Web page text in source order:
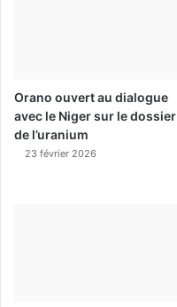
Orano ouvert au dialogue
avec le Niger sur le dossier
de l’uranium
23 février 2026